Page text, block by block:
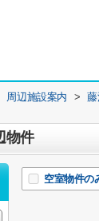
周辺施設案内 > 藤
物件
空室物件の